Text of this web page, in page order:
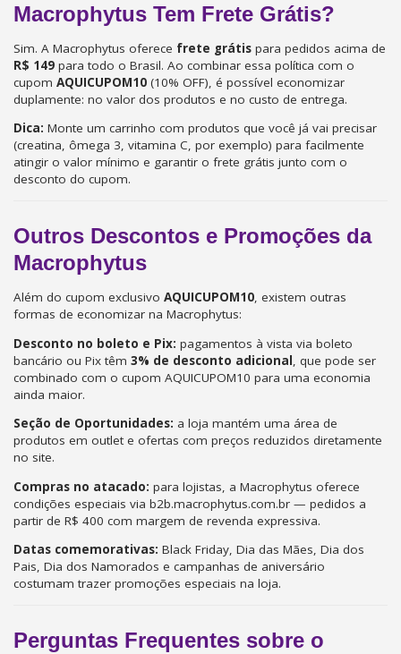
Macrophytus Tem Frete Grátis?
Sim. A Macrophytus oferece frete grátis para pedidos acima de
R$ 149 para todo o Brasil. Ao combinar essa política com o
cupom AQUICUPOM10 (10% OFF), é possível economizar
duplamente: no valor dos produtos e no custo de entrega.
Dica: Monte um carrinho com produtos que você já vai precisar
(creatina, ômega 3, vitamina C, por exemplo) para facilmente
atingir o valor mínimo e garantir o frete grátis junto com o
desconto do cupom.
Outros Descontos e Promoções da
Macrophytus
Além do cupom exclusivo AQUICUPOM10, existem outras
formas de economizar na Macrophytus:
Desconto no boleto e Pix: pagamentos à vista via boleto
bancário ou Pix têm 3% de desconto adicional, que pode ser
combinado com o cupom AQUICUPOM10 para uma economia
ainda maior.
Seção de Oportunidades: a loja mantém uma área de
produtos em outlet e ofertas com preços reduzidos diretamente
no site.
Compras no atacado: para lojistas, a Macrophytus oferece
condições especiais via b2b.macrophytus.com.br — pedidos a
partir de R$ 400 com margem de revenda expressiva.
Datas comemorativas: Black Friday, Dia das Mães, Dia dos
Pais, Dia dos Namorados e campanhas de aniversário
costumam trazer promoções especiais na loja.
Perguntas Frequentes sobre o